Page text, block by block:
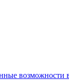
возможности